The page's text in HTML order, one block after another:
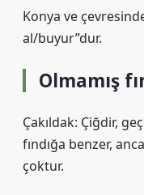
Konya ve
al/buyur”dur.
Olmamış
Çakıldak: Çiğdir,
fındığa benzer,
çoktur.